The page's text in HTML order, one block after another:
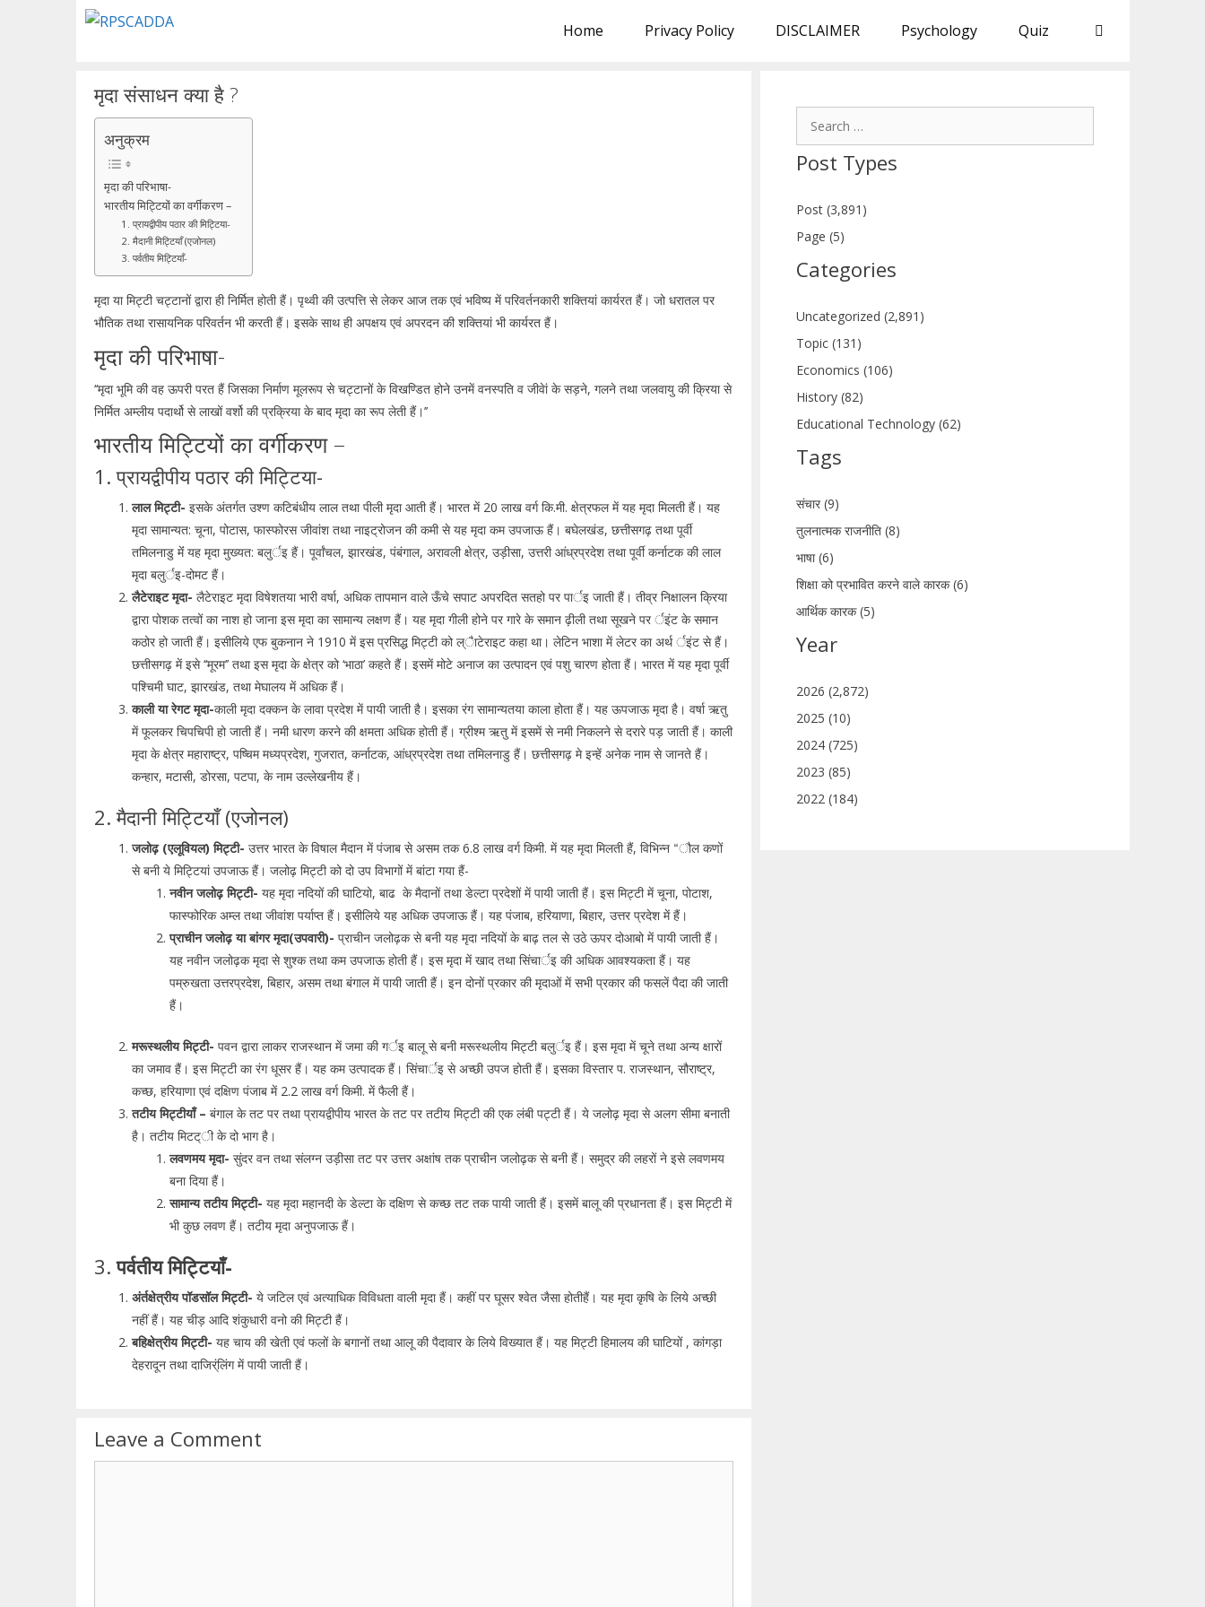
Home Privacy Policy DISCLAIMER Psychology Quiz
मृदा संसाधन क्या है ?
अनुक्रम
मृदा की परिभाषा-
भारतीय मिट्टियों का वर्गीकरण –
1. प्रायद्वीपीय पठार की मिट्टिया-
2. मैदानी मिट्टियाँ (एजोनल)
3. पर्वतीय मिट्टियाँ-
मृदा या मिट्टी चट्टानों द्वारा ही निर्मित होती हैं। पृथ्वी की उत्पत्ति से लेकर आज तक एवं भविष्य में परिवर्तनकारी शक्तियां कार्यरत हैं। जो धरातल पर
भौतिक तथा रासायनिक परिवर्तन भी करती हैं। इसके साथ ही अपक्षय एवं अपरदन की शक्तियां भी कार्यरत हैं।
मृदा की परिभाषा-
‘‘मृदा भूमि की वह ऊपरी परत हैं जिसका निर्माण मूलरूप से चट्टानों के विखण्डित होने उनमें वनस्पति व जीवेां के सड़ने, गलने तथा जलवायु की क्रिया से
निर्मित अम्लीय पदार्थो से लाखों वर्शो की प्रक्रिया के बाद मृदा का रूप लेती हैं।’’
भारतीय मिट्टियों का वर्गीकरण –
1. प्रायद्वीपीय पठार की मिट्टिया-
लाल मिट्टी- इसके अंतर्गत उश्ण कटिबंधीय लाल तथा पीली मृदा आती हैं। भारत में 20 लाख वर्ग कि.मी. क्षेत्रफल में यह मृदा मिलती हैं। यह
मृदा सामान्यत: चूना, पोटास, फास्फोरस जीवांश तथा नाइट्रोजन की कमी से यह मृदा कम उपजाऊ हैं। बघेलखंड, छत्तीसगढ़ तथा पूर्वी
तमिलनाडु मेंं यह मृदा मुख्यत: बलुर्इ हैं। पूर्वांचल, झारखंड, पंबंगाल, अरावली क्षेत्र, उड़ीसा, उत्तरी आंध्रप्रदेश तथा पूर्वी कर्नाटक की लाल
मृदा बलुर्इ-दोमट हैं।
लैटेराइट मृदा- लैटेराइट मृदा विषेशतया भारी वर्षा, अधिक तापमान वाले ऊँचे सपाट अपरदित सतहो पर पार्इ जाती हैं। तीव्र निक्षालन क्रिया
द्वारा पोशक तत्वों का नाश हो जाना इस मृदा का सामान्य लक्षण हैं। यह मृदा गीली होने पर गारे के समान ढ़ीली तथा सूखने पर र्इंट के समान
कठोर हो जाती हैं। इसीलिये एफ बुकनान ने 1910 में इस प्रसिद्ध मिट्टी को ल्ैाटेराइट कहा था। लेटिन भाशा में लेटर का अर्थ र्इंट से हैं।
छत्तीसगढ़ में इसे ‘‘मूरम’’ तथा इस मृदा के क्षेत्र को ‘भाठा’ कहते हैं। इसमें मोटे अनाज का उत्पादन एवं पशु चारण होता हैं। भारत में यह मृदा पूर्वी
पश्चिमी घाट, झारखंड, तथा मेघालय में अधिक हैं।
काली या रेगट मृदा-काली मृदा दक्कन के लावा प्रदेश में पायी जाती है। इसका रंग सामान्यतया काला होता हैं। यह ऊपजाऊ मृदा है। वर्षा ऋतु
में फूलकर चिपचिपी हो जाती हैं। नमी धारण करने की क्षमता अधिक होती हैं। ग्रीश्म ऋतु में इसमें से नमी निकलने से दरारे पड़ जाती हैं। काली
मृदा के क्षेत्र महाराष्ट्र, पष्चिम मध्यप्रदेश, गुजरात, कर्नाटक, आंध्रप्रदेश तथा तमिलनाडु हैं। छत्तीसगढ़ मे इन्हें अनेक नाम से जानते हैं।
कन्हार, मटासी, डोरसा, पटपा, के नाम उल्लेखनीय हैं।
2. मैदानी मिट्टियाँ (एजोनल)
जलोढ़ (एलूवियल) मिट्टी- उत्तर भारत के विषाल मैदान में पंजाब से असम तक 6.8 लाख वर्ग किमी. में यह मृदा मिलती हैं, विभिन्न “ौल कणों
से बनी ये मिट्टियां उपजाऊ हैं। जलोढ़ मिट्टी को दो उप विभागों में बांटा गया हैं-
नवीन जलोढ़ मिट्टी- यह मृदा नदियों की घाटियो, बाढ के मैदानों तथा डेल्टा प्रदेशों में पायी जाती हैं। इस मिट्टी में चूना, पोटाश,
फास्फोरिक अम्ल तथा जीवांश पर्याप्त हैं। इसीलिये यह अधिक उपजाऊ हैं। यह पंजाब, हरियाणा, बिहार, उत्तर प्रदेश में हैं।
प्राचीन जलोढ़ या बांगर मृदा(उपवारी)- प्राचीन जलोढ़क से बनी यह मृदा नदियों के बाढ़ तल से उठे ऊपर दोआबो में पायी जाती हैं।
यह नवीन जलोढ़क मृदा से शुश्क तथा कम उपजाऊ होती हैं। इस मृदा में खाद तथा सिंचार्इ की अधिक आवश्यकता हैं। यह
पम्रुखता उत्तरप्रदेश, बिहार, असम तथा बंगाल में पायी जाती हैं। इन दोनों प्रकार की मृदाओं में सभी प्रकार की फसलें पैदा की जाती
हैं।
मरूस्थलीय मिट्टी- पवन द्वारा लाकर राजस्थान में जमा की गर्इ बालू से बनी मरूस्थलीय मिट्टी बलुर्इ हैं। इस मृदा में चूने तथा अन्य क्षारों
का जमाव हैं। इस मिट्टी का रंग धूसर हैं। यह कम उत्पादक हैं। सिंचार्इ से अच्छी उपज होती हैं। इसका विस्तार प. राजस्थान, सौराष्ट्र,
कच्छ, हरियाणा एवं दक्षिण पंजाब में 2.2 लाख वर्ग किमी. में फैली हैं।
तटीय मिट्टीयाँ – बंगाल के तट पर तथा प्रायद्वीपीय भारत के तट पर तटीय मिट्टी की एक लंबी पट्टी हैं। ये जलोढ़ मृदा से अलग सीमा बनाती
है। तटीय मिटट्ी के दो भाग है।
लवणमय मृदा- सुंदर वन तथा संलग्न उड़ीसा तट पर उत्तर अक्षांष तक प्राचीन जलोढ़क से बनी हैं। समुद्र की लहरों ने इसे लवणमय
बना दिया हैं।
सामान्य तटीय मिट्टी- यह मृदा महानदी के डेल्टा के दक्षिण से कच्छ तट तक पायी जाती हैं। इसमें बालू की प्रधानता हैं। इस मिट्टी में
भी कुछ लवण हैं। तटीय मृदा अनुपजाऊ हैं।
3.पर्वतीय मिट्टियाँ-
अंर्तक्षेत्रीय पॉडसॉल मिट्टी- ये जटिल एवं अत्याधिक विविधता वाली मृदा हैं। कहीं पर घूसर श्वेत जैसा होतीहैं। यह मृदा कृषि के लिये अच्छी
नहीं हैं। यह चीड़ आदि शंकुधारी वनो की मिट्टी हैं।
बहिक्षेत्रीय मिट्टी- यह चाय की खेती एवं फलों के बगानों तथा आलू की पैदावार के लिये विख्यात हैं। यह मिट्टी हिमालय की घाटियों , कांगड़ा
देहरादून तथा दाजिर्ंलिंग में पायी जाती हैं।
Leave a Comment
Post Types
Post (3,891)
Page (5)
Categories
Uncategorized (2,891)
Topic (131)
Economics (106)
History (82)
Educational Technology (62)
Tags
संचार (9)
तुलनात्मक राजनीति (8)
भाषा (6)
शिक्षा को प्रभावित करने वाले कारक (6)
आर्थिक कारक (5)
Year
2026 (2,872)
2025 (10)
2024 (725)
2023 (85)
2022 (184)